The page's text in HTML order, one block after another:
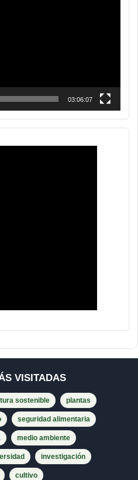
03:06:07
VISITADAS
sostenible plantas
seguridad alimentaria
medio ambiente
investigación
cultivo